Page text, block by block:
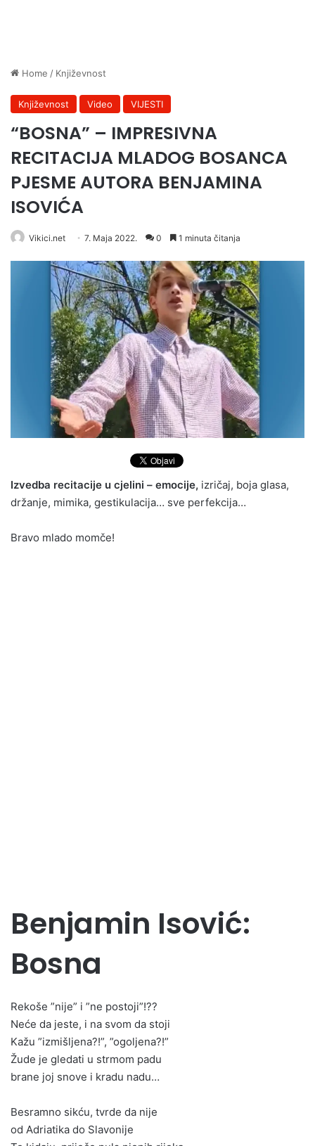
Home / Književnost
Književnost Video VIJESTI
“BOSNA” – IMPRESIVNA
RECITACIJA MLADOG BOSANCA
PJESME AUTORA BENJAMINA
ISOVIĆA
Vikici.net 7. Maja 2022. 0 1 minuta čitanja
Izvedba recitacije u cjelini – emocije, izričaj, boja glasa,
držanje, mimika, gestikulacija… sve perfekcija…
Bravo mlado momče!
Benjamin Isović:
Bosna
Rekoše ”nije” i ”ne postoji”!??
Neće da jeste, i na svom da stoji
Kažu ”izmišljena?!”, ”ogoljena?!”
Žude je gledati u strmom padu
brane joj snove i kradu nadu…
Besramno sikću, tvrde da nije
od Adriatika do Slavonije